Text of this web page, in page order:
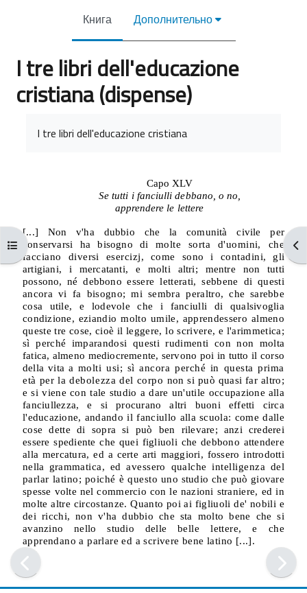
Открыть оглавление курса
Книга Дополнительно
I tre libri dell'educazione
cristiana (dispense)
I tre libri dell'educazione cristiana
Capo XLV
Se tutti i fanciulli debbano, o no,
apprendere le lettere
[...] Non v'ha dubbio che la comunità civile per
conservarsi ha bisogno di molte sorta d'uomini, che
facciano diversi esercizj, come sono i contadini, gli
artigiani, i mercatanti, e molti altri; mentre non tutti
possono, né debbonoessere letterati, sebbene di questi
ancora vi fa bisogno; mi sembra peraltro,che sarebbe
cosa utile, e lodevole che i fanciulli di qualsivoglia
condizione, eziandio molto umile, apprendessero almeno
queste tre cose, cioè il leggere, lo scrivere, e l'arimmetica;
sì perché imparandosi questi rudimenti con non molta
fatica, almeno mediocremente, servono poi in tutto il corso
della vita a molti usi; sì ancora perché in questa prima
età per la debolezza del corpo non si può quasi far altro;
e si viene con tale studio a dare un'utile occupa­zione alla
fanciullezza, e si procurano altri buoni effetti circa
l'educazione, andando il fanciullo alla scuola: come dalle
cose dette di sopra si può ben rilevare; anzi crederei
essere spediente che quei figliuoli che debbono atten­dere
alla mercatura, ed a certe arti maggiori, fossero introdotti
nella gram­matica, ed avessero qualche intelligenza del
parlar latino; poiché è questouno studio che può giovare
spesse volte nel commercio con le nazioni stra­niere, ed in
molte altre circostanze. Quanto poi ai figliuoli de' nobili e
deiricchi, non v'ha dubbio che sta molto bene che si
avanzino nello studio dellebelle lettere, e che
apprendano a parlare ed a scrivere bene latino [...].